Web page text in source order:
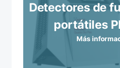
Detectores de
portátiles
Más